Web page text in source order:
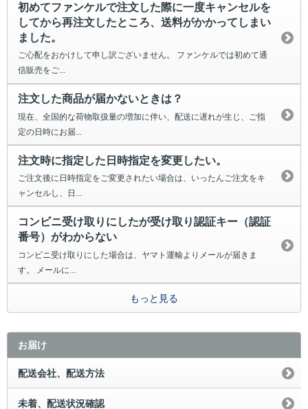
初めてファンケルで注文した際に一度キャンセルを
してから再注文したところ、送料がかかってしまい
ました。
ご心配をおかけして申し訳ございません。 ファンケルでは初めて通
信販売をご...
注文した商品が届かないときは？
現在、全国的な荷物取扱量の増加に伴い、配送に遅れが生じ、ご指
定の日時にお届...
注文時に指定した日時指定を変更したい。
ご注文後に日時指定をご変更されたい場合は、いったんご注文をキ
ャンセルし、日...
コンビニ受け取りにしたが受け取り認証キー（認証
番号）がわからない
コンビニ受け取りにした場合は、ヤマト運輸よりメールが届きま
す。 メールに...
もっと見る
お届け
配送会社、配送方法
未着、配送状況確認